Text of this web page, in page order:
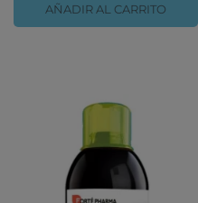
AÑADIR AL CARRITO